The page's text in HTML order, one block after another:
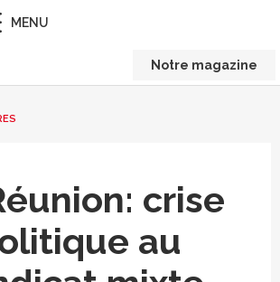
MENU
Notre magazine
crise
au